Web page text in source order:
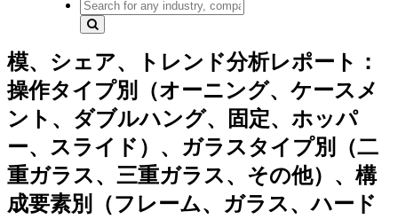
模、シェア、トレンド分析レポート：
操作タイプ別（オーニング、ケースメ
ント、ダブルハング、固定、ホッパ
ー、スライド）、ガラスタイプ別（二
重ガラス、三重ガラス、その他）、構
成要素別（フレーム、ガラス、ハード